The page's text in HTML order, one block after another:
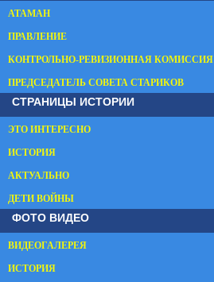
АТАМАН
ПРАВЛЕНИЕ
КОНТРОЛЬНО-РЕВИЗИОННАЯ КОМИССИЯ
ПРЕДСЕДАТЕЛЬ СОВЕТА СТАРИКОВ
СТРАНИЦЫ ИСТОРИИ
ЭТО ИНТЕРЕСНО
ИСТОРИЯ
АКТУАЛЬНО
ДЕТИ ВОЙНЫ
ФОТО ВИДЕО
ВИДЕОГАЛЕРЕЯ
ИСТОРИЯ